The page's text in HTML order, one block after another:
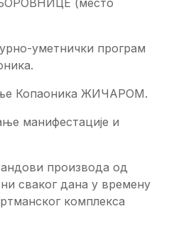
(место
уметнички програм
Копаоника ЖИЧАРОМ.
манифестације и
производа од
сваког дана у времену
комплекса